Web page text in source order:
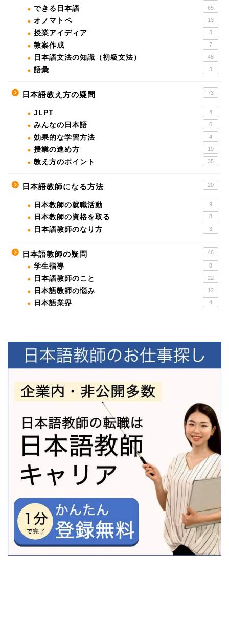
できる日本語 65
オノマトペ 13
授業アイディア 3
教案作成 7
日本語文法の知識（初級文法） 48
語彙 3
日本語教え方の疑問 73
JLPT 4
みんなの日本語 6
効果的な学習方法 4
授業の進め方 19
教え方のポイント 35
日本語教師になる方法 20
日本教師の就職活動 9
日本教師の資格を取る 8
日本語教師のなり方 3
日本語教師の疑問 46
学生指導 8
日本語教師のこと 22
日本語教師の悩み 12
日本語業界 4